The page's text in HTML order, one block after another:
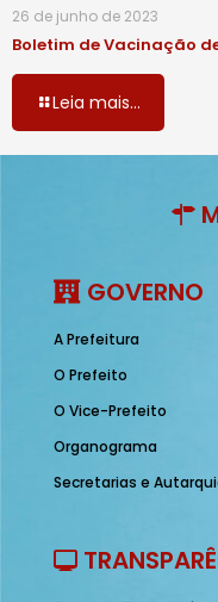
26 de junho de 2023
Boletim de Vacinação
Leia mais...
GOVERNO
A Prefeitura
O Prefeito
O Vice-Prefeito
Organograma
Secretarias e